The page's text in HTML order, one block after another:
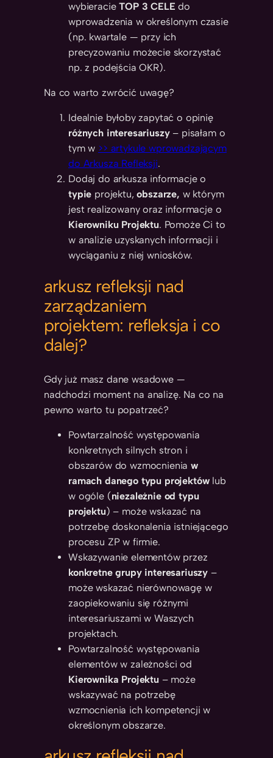
wybieracieTOP 3 CELE do
wprowadzenia w określonym czasie
(np. kwartale — przy ich
precyzowaniu możecie skorzystać
np. z podejścia OKR).
Na co warto zwrócić uwagę?
Idealnie byłoby zapytać o opinię
różnych interesariuszy– pisałam o
tym w >> artykule wprowadzającym
do Arkusza Refleksji.
Dodaj do arkusza informacje o
typie projektu,obszarze, w którym
jest realizowany oraz informacje o
Kierowniku Projektu. Pomoże Ci to
w analizie uzyskanych informacji i
wyciąganiu z niej wniosków.
arkusz refleksji nad
zarządzaniem
projektem: refleksja i co
dalej?
Gdy już masz dane wsadowe —
nadchodzi moment na analizę. Na co na
pewno warto tu popatrzeć?
Powtarzalność występowania
konkretnych silnych stron i
obszarów do wzmocnieniaw
ramach danego typu projektówlub
w ogóle (niezależnie od typu
projektu) – może wskazać na
potrzebę doskonalenia istniejącego
procesu ZP w firmie.
Wskazywanie elementów przez
konkretne grupy interesariuszy –
może wskazać nierównowagę w
zaopiekowaniu się różnymi
interesariuszami w Waszych
projektach.
Powtarzalność występowania
elementów w zależności od
Kierownika Projektu – może
wskazywać na potrzebę
wzmocnienia ich kompetencji w
określonym obszarze.